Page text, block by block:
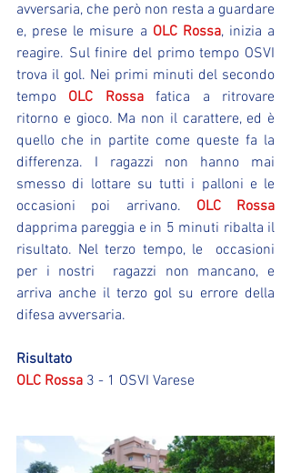
avversaria, che però non resta a guardare
e, prese le misure a OLC Rossa, inizia a
reagire. Sul finire del primo tempo OSVI
trova il gol. Nei primi minuti del secondo
tempo OLC Rossa fatica a ritrovare
ritorno e gioco. Ma non il carattere, ed è
quello che in partite come queste fa la
differenza. I ragazzi non hanno mai
smesso di lottare su tutti i palloni e le
occasioni poi arrivano. OLC Rossa
dapprima pareggia e in 5 minuti ribalta il
risultato. Nel terzo tempo, le  occasioni
per i nostri  ragazzi non mancano, e
arriva anche il terzo gol su errore della
difesa avversaria.
Risultato
OLC Rossa 3 - 1 OSVI Varese